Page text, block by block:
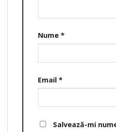
Nume *
Email *
Salvează-mi